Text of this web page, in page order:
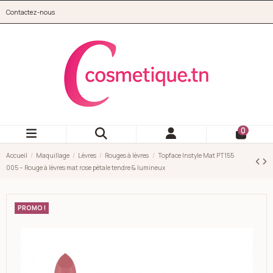
Contactez-nous
0
Accueil Maquillage Lèvres Rouges à lèvres
Topface Instyle Mat PT155
005 – Rouge à lèvres mat rose pétale tendre & lumineux
PROMO !